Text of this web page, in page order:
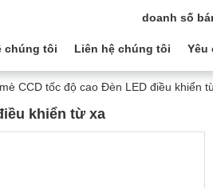
doanh số
chúng tôi Liên hệ chúng tôi Yêu
CCD tốc độ cao Đèn LED điều khiển
khiển từ xa